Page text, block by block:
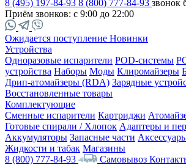
8 (495) 197-84-93 8 (800) 777-84-93 звонок
Приём звонков: с 9:00 до 22:00
Ожидается поступление Новинки
Устройства
Одноразовые испарители POD-системы
устройства Наборы Моды Клиромайзеры
Дрип-атомайзеры (RDA) Зарядные
Восстановленные товары
Комплектующие
Сменные испарители Картриджи
Готовые спирали / Хлопок Адаптеры и
Аккумуляторы Запасные части
Жидкости и табак Магазины
8 (800) 777-84-93
Самовывоз